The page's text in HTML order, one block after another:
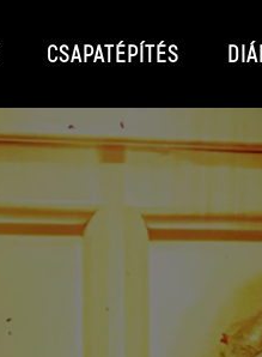
CSAPATÉPÍTÉS